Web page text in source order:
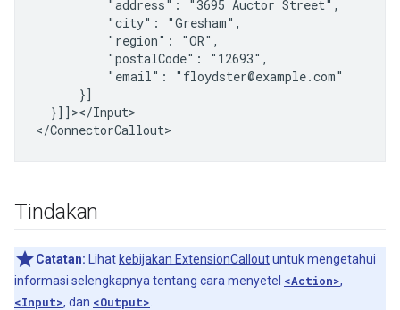
"address": "3695 Auctor
"city":
"region":
"postalCode":
"email":
}]]></Input>
Tindakan
Catatan: Lihat kebijakan ExtensionCalloutuntuk mengetahui
informasi selengkapnya tentang cara menyetel <Action>,
<Input>, dan <Output>